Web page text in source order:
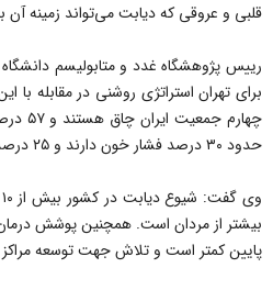
قلبی و عروقی که دیابت می‌تواند زمینه آن
رییس پژوهشگاه غدد و متابولیسم دانشگاه
برای تهران استراتژی روشنی در مقابله
حدود ۳۰ درصد فشار خون دارند و ۲۵ درصد گرفتار چربی خون هستند.
بیشتر از مردان است. همچنین پوشش
پایین کمتر است و تلاش جهت توسعه